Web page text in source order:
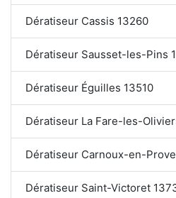
Dératiseur Cassis 13260
Dératiseur Sausset-les-Pins
Dératiseur Éguilles 13510
Dératiseur La Fare-les-
Dératiseur Carnoux-en-
Dératiseur Saint-Victoret